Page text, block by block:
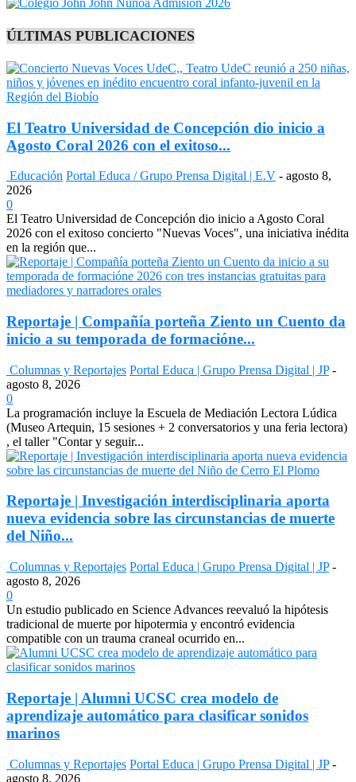
ÚLTIMAS PUBLICACIONES
El Teatro Universidad de Concepción dio inicio a
Agosto Coral 2026 con el exitoso...
Educación Portal Educa / Grupo Prensa Digital | E.V - agosto 8,
2026
0
El Teatro Universidad de Concepción dio inicio a Agosto Coral
2026 con el exitoso concierto "Nuevas Voces", una iniciativa inédita
en la región que...
Reportaje | Compañía porteña Ziento un Cuento da
inicio a su temporada de formacióne...
Columnas y Reportajes Portal Educa | Grupo Prensa Digital | JP -
agosto 8, 2026
0
La programación incluye la Escuela de Mediación Lectora Lúdica
(Museo Artequin, 15 sesiones + 2 conversatorios y una feria lectora)
, el taller "Contar y seguir...
Reportaje | Investigación interdisciplinaria aporta
nueva evidencia sobre las circunstancias de muerte
del Niño...
Columnas y Reportajes Portal Educa | Grupo Prensa Digital | JP -
agosto 8, 2026
0
Un estudio publicado en Science Advances reevaluó la hipótesis
tradicional de muerte por hipotermia y encontró evidencia
compatible con un trauma craneal ocurrido en...
Reportaje | Alumni UCSC crea modelo de
aprendizaje automático para clasificar sonidos
marinos
Columnas y Reportajes Portal Educa | Grupo Prensa Digital | JP -
agosto 8, 2026